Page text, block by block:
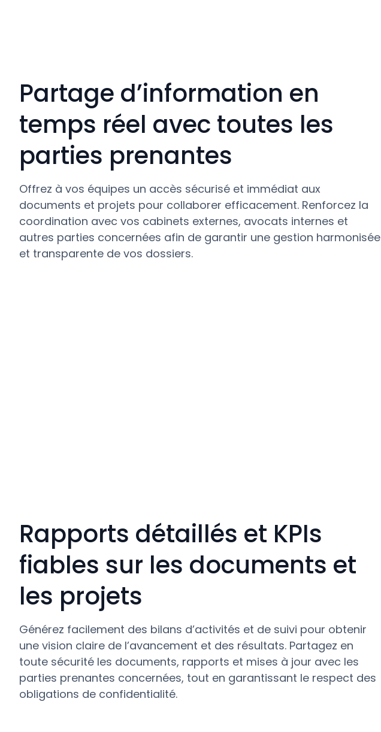
Partage d’information en
temps réel avec toutes les
parties prenantes
Offrez à vos équipes un accès sécurisé et immédiat aux
documents et projets pour collaborer efficacement. Renforcez la
coordination avec vos cabinets externes, avocats internes et
autres parties concernées afin de garantir une gestion harmonisée
et transparente de vos dossiers.
Rapports détaillés et KPIs
fiables sur les documents et
les projets
Générez facilement des bilans d’activités et de suivi pour obtenir
une vision claire de l’avancement et des résultats. Partagez en
toute sécurité les documents, rapports et mises à jour avec les
parties prenantes concernées, tout en garantissant le respect des
obligations de confidentialité.